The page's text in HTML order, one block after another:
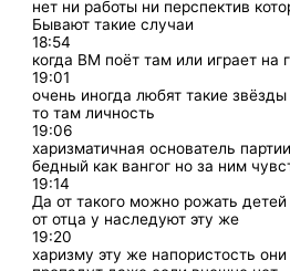
нет ни работы ни перспектив
Бывают такие случаи
18:54
когда ВМ поёт там или играет на
19:01
очень иногда любят такие
то там личность
19:06
харизматичная основатель
бедный как вангог но за ним
19:14
Да от такого можно рожать
от отца у наследуют эту же
19:20
харизму эту же напористость